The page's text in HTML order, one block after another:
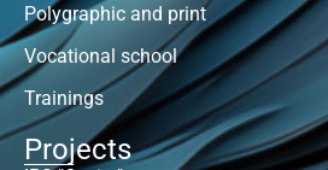
Polygraphic and print
Vocational school
Trainings
Projects